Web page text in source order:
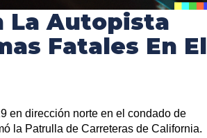
La Autopista
Fatales En El
en dirección norte en el condado de
la Patrulla de Carreteras de California.